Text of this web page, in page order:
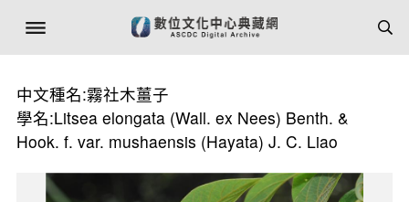
中文種名:霧社木薑子
學名:Litsea elongata (Wall. ex Nees) Benth. &
Hook. f. var. mushaensis (Hayata) J. C. Liao